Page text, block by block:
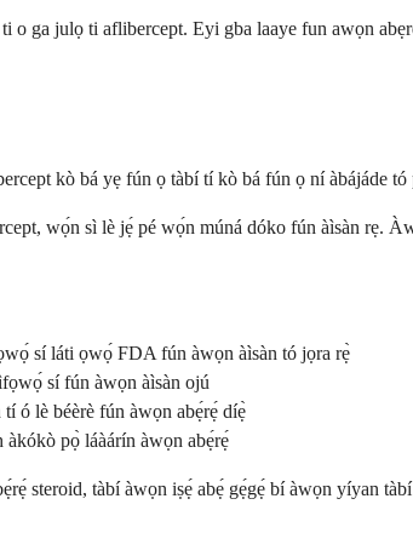
ga julọ ti aflibercept. Eyi gba laaye fun awọn
kò bá yẹ fún ọ tàbí tí kò bá fún ọ ní àbájáde
wọ́n sì lè jẹ́ pé wọ́n múná dóko fún àìsàn rẹ.
sí láti ọwọ́ FDA fún àwọn àìsàn tó jọra rẹ̀
sí fún àwọn àìsàn ojú
ó lè béèrè fún àwọn abẹ́rẹ́ díẹ̀
pọ̀ láàárín àwọn abẹ́rẹ́
steroid, tàbí àwọn iṣẹ́ abẹ́ gẹ́gẹ́ bí àwọn yíyan